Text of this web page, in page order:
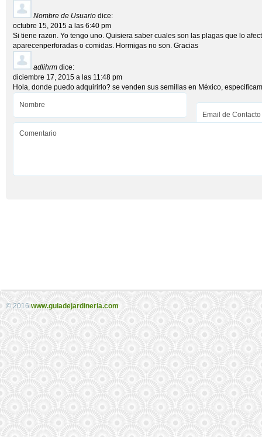
Nombre de Usuario dice:
octubre 15, 2015 a las 6:40 pm
Si tiene razon. Yo tengo uno. Quisiera saber cuales son las plagas que lo
aparecenperforadas o comidas. Hormigas no son. Gracias
adlihrm dice:
diciembre 17, 2015 a las 11:48 pm
Hola, donde puedo adquirirlo? se venden sus semillas en México,
© 2016 www.guiadejardineria.com